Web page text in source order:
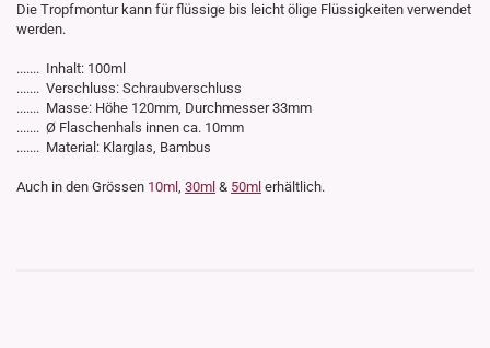
Die Tropfmontur kann für flüssige bis leicht ölige Flüssigkeiten verwendet
werden.
....... Inhalt: 100ml
....... Verschluss: Schraubverschluss
....... Masse: Höhe 120mm, Durchmesser 33mm
....... Ø Flaschenhals innen ca. 10mm
....... Material: Klarglas, Bambus
Auch in den Grössen 10ml , 30ml & 50ml erhältlich.